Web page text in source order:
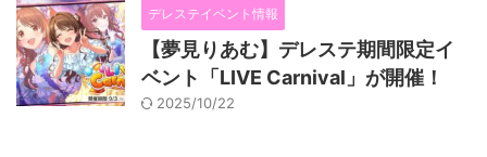
デレステイベント情報
【夢見りあむ】デレステ期間限定イ
ベント「LIVE Carnival」が開催！
2025/10/22